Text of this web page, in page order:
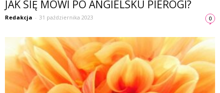
JAK SIĘ MÓWI PO ANGIELSKU PIEROGI?
Redakcja - 31 października 2023 0